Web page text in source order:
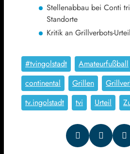
Stellenabbau bei Conti
Standorte
Kritik an Grillverbots-Urteil
#tvingolstadt Amateurfußball
continental
Grillen
tv.ingolstadt
tvi Urteil